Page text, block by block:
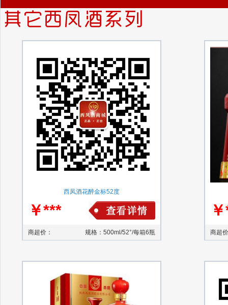
西凤酒花醉金标52度
￥***
商超价： 规格：500ml/52°/每箱6瓶 商超